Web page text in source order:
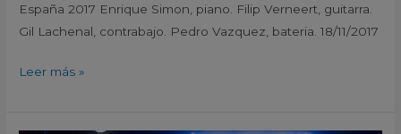
España 2017 Enrique Simon, piano. Filip Verneert, guitarra.
Gil Lachenal, contrabajo. Pedro Vazquez, bateria. 18/11/2017
Leer más »